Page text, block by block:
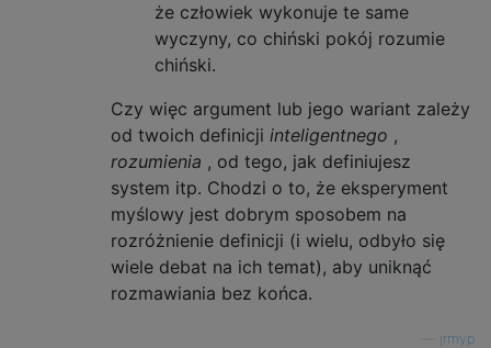
że człowiek wykonuje te same
wyczyny, co chiński pokój rozumie
chiński.
Czy więc argument lub jego wariant zależy
od twoich definicji inteligentnego ,
rozumienia , od tego, jak definiujesz
system itp. Chodzi o to, że eksperyment
myślowy jest dobrym sposobem na
rozróżnienie definicji (i wielu, odbyło się
wiele debat na ich temat), aby uniknąć
rozmawiania bez końca.
jrmyp